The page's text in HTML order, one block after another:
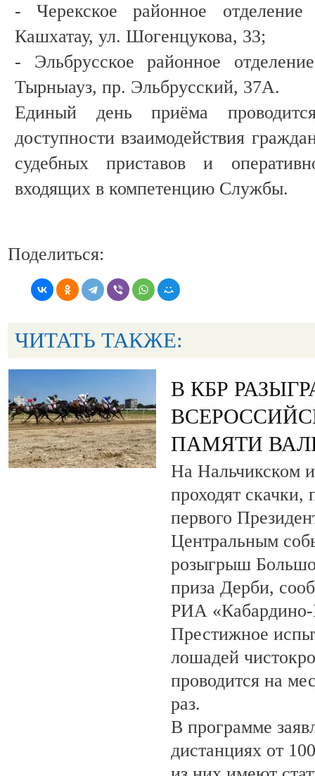
- Черекское районное
Кашхатау, ул. Шогенцукова, 33;
- Эльбрусское районное
Тырныауз, пр. Эльбрусский, 37А.
Единый день приёма
доступности взаимодействия
судебных приставов и
входящих в компетенцию Службы.
Поделиться:
ЧИТАТЬ ТАКЖЕ:
В КБР
ПАМЯТИ
На Нальчикском
проходят
первого
Центральным
розыгрыш
приза Дерби,
РИА «Кабардино-
Престижное
лошадей
проводится на
раз.
В программе
дистанциях от